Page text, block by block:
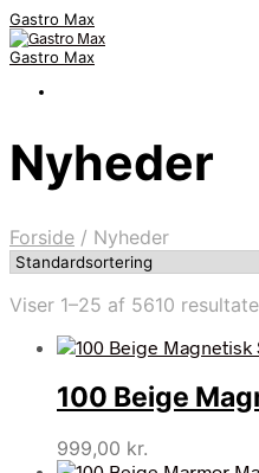
Gastro Max
Gastro Max
Nyheder
Forside / Nyheder
Viser 1–25 af 5610
100 Beige
999,00 kr.